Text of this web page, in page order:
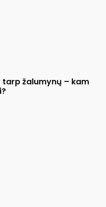
žalumynų – kam